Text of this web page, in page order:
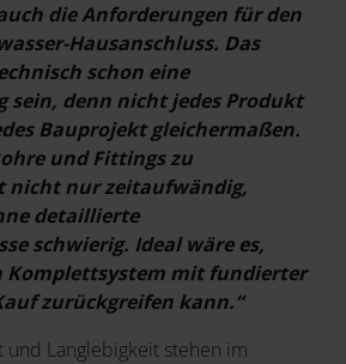
die Anforderungen für den
Hausanschluss. Das
schon eine
sein, denn nicht jedes Produkt
Bauprojekt gleichermaßen.
und Fittings zu
nicht nur zeitaufwändig,
detaillierte
schwierig. Ideal wäre es,
Komplettsystem mit fundierter
zurückgreifen kann.“
und Langlebigkeit stehen im